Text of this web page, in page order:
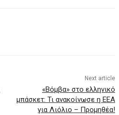
Next article
«Βόμβα» στο ελληνικό
μπάσκετ: Τι ανακοίνωσε η ΕΕΑ
για Λιόλιο – Προμηθέα!